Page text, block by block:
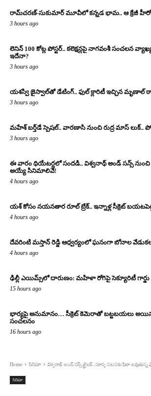
రామ్‌చరణ్‌-సుకుమార్‌ మూవీలో కన్నడ భామ.. ఆ క్రేజీ
3 hours ago
లెనిన్ 100 కోట్ల పోస్టర్‌.. కలెక్షన్లపై నాగవంశీ సంచలన
ఇదేనా?
3 hours ago
యశస్వి జైస్వాల్‌తో డేటింగ్.. ఫుల్ క్లారిటీ ఇచ్చిన మృణాల్
3 hours ago
మహేశ్ బర్త్‌డే స్పెషల్.. వారణాసి నుంచి రుద్ర మాస్ లుక్..
3 hours ago
ఈ వారం థియేటర్లలో సందడి.. విశ్వనాథ్ అండ్ సన్స్ నుంచి
అయ్యే సినిమాలివే!
4 hours ago
యశ్ కోసం నయనతార రూల్ బ్రేక్.. ఇన్నాళ్ల సీక్రెట్
4 hours ago
దేవరింటి మస్తాన్ రెడ్డి ఆధ్వర్యంలో ఘనంగా బోనాల
4 hours ago
ఢిల్లీ ఎయిమ్స్‌లో దారుణం: మహిళా రోగిపై సెక్యూరిటీ గార్డు
15 hours ago
భార్యపై అనుమానం… సీక్రెట్ కెమెరాతో బట్టబయలు
సంచలనం
16 hours ago